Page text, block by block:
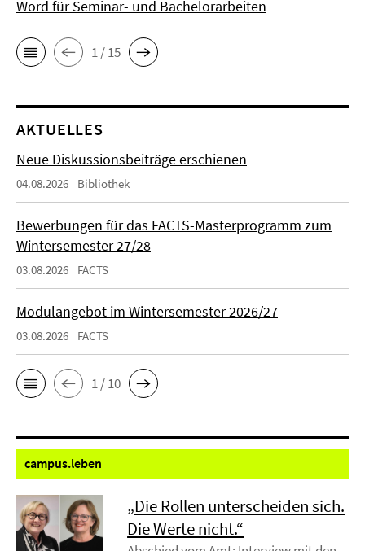
Word für Seminar- und Bachelorarbeiten
1 / 15
AKTUELLES
Neue Diskussionsbeiträge erschienen
04.08.2026 Bibliothek
Bewerbungen für das FACTS-Masterprogramm zum
Wintersemester 27/28
03.08.2026 FACTS
Modulangebot im Wintersemester 2026/27
03.08.2026 FACTS
1 / 10
campus.leben
„Die Rollen unterscheiden sich.
Die Werte nicht.“